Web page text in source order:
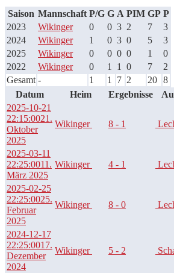
Saison Mannschaft P/G G A PIM GP P
2023
Wikinger 0 0 3 2 7
3
2024
Wikinger 1 0 3 0 5
3
2025
Wikinger 0 0 0 0 1
0
2022
Wikinger 0 1 1 0 7
2
Gesamt - 1 1 7 2 20 8
Datum
Heim Ergebnisse
2025-10-21
22:15:0021.
Oktober
2025
Wikinger 8 - 1
2025-03-11
22:25:0011.
März 2025
Wikinger 4 - 1
2025-02-25
22:25:0025.
Februar
2025
Wikinger 8 - 0
2024-12-17
22:25:0017.
Dezember
2024
Wikinger 5 - 2